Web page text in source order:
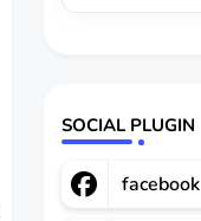
SOCIAL PLUGIN
facebook